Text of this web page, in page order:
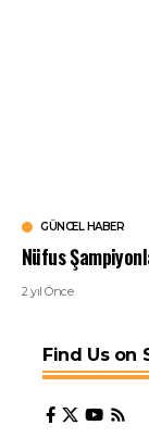
GÜNCEL HABER
Nüfus
2 yıl Önce
Find Us on